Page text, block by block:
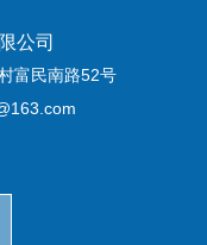
公司
富民南路52号